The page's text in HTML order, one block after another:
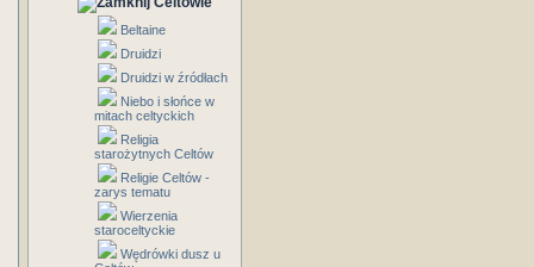
Beltaine
Druidzi
Druidzi w źródłach
Niebo i słońce w
mitach celtyckich
Religia
starożytnych Celtów
Religie Celtów -
zarys tematu
Wierzenia
staroceltyckie
Wędrówki dusz u